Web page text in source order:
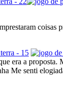
era a
Me senti